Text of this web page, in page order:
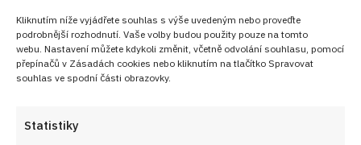
Kliknutím níže vyjádřete souhlas s výše uvedeným nebo proveďte
podrobnější rozhodnutí. Vaše volby budou použity pouze na tomto
webu. Nastavení můžete kdykoli změnit, včetně odvolání souhlasu, pomocí
přepínačů v Zásadách cookies nebo kliknutím na tlačítko Spravovat
souhlas ve spodní části obrazovky.
Statistiky